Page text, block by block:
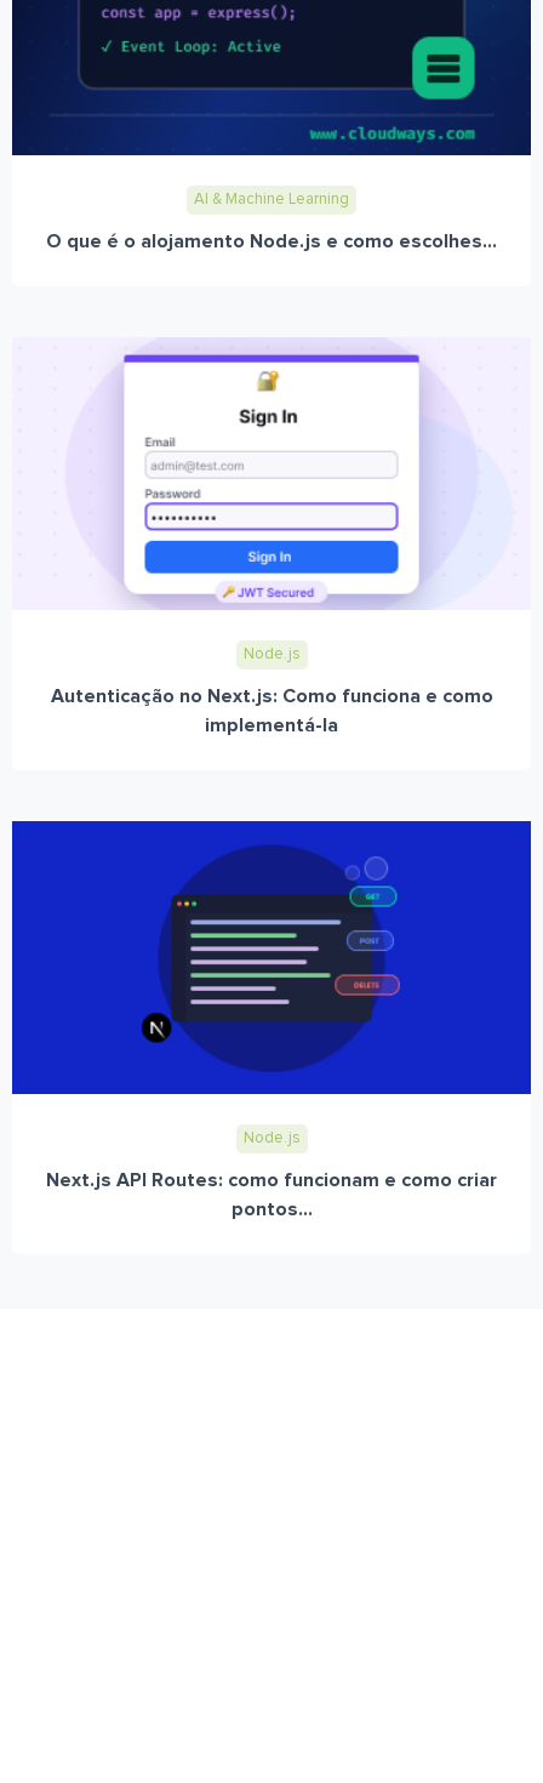
AI & Machine Learning
O que é o alojamento Node.js e como escolhes...
Node.js
Autenticação no Next.js: Como funciona e como
implementá-la
Node.js
Next.js API Routes: como funcionam e como criar
pontos...